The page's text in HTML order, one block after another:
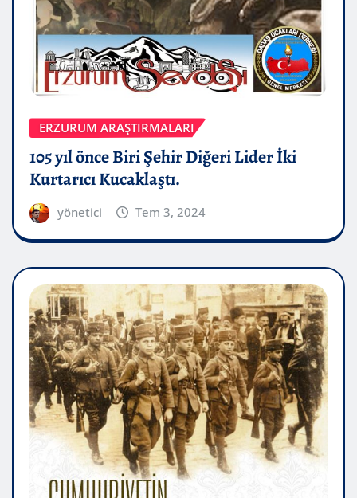
ERZURUM ARAŞTIRMALARI
105 yıl önce Biri Şehir Diğeri Lider İki
Kurtarıcı Kucaklaştı.
yönetici Tem 3, 2024